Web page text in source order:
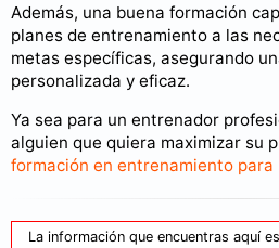
Además, una buena formación
planes de entrenamiento a las
metas específicas, asegurando
personalizada y eficaz.
Ya sea para un entrenador
alguien que quiera maximizar su
formación en entrenamiento para
La información que encuentras aquí